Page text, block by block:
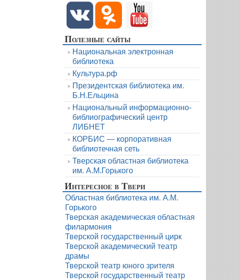
Полезные сайты
Национальная электронная
библиотека
Культура.рф
Президентская библиотека им.
Б.Н.Ельцина
Национальный информационно-
библиографический центр
ЛИБНЕТ
КОРБИС — корпоративная
библиотечная сеть
Тверская областная библиотека
им. А.М.Горького
Интересное в Твери
Областная библиотека им. А.М.
Горького
Тверская академическая областная
филармония
Тверской государственный цирк
Тверской академический театр
драмы
Тверской театр юного зрителя
Тверской государственный театр